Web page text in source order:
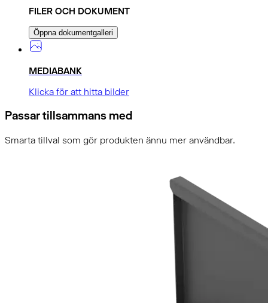
FILER OCH DOKUMENT
Öppna dokumentgalleri
MEDIABANK
Klicka för att hitta bilder
Passar tillsammans med
Smarta tillval som gör produkten ännu mer användbar.